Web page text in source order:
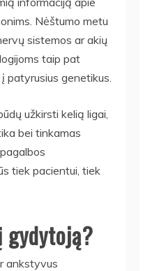
Nėštumo metu
sistemos ar akių
taip pat
patyrusius genetikus.
užkirsti kelią ligai,
bei tinkamas
tiek pacientui, tiek
ankstyvus